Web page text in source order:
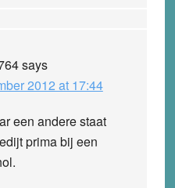
says
2012 at 17:44
een andere staat
prima bij een